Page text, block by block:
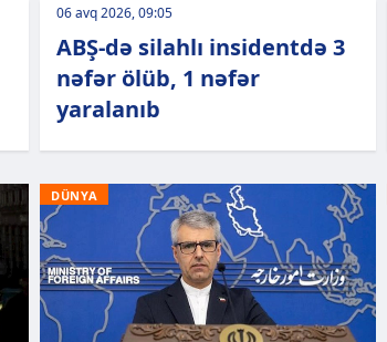
06 avq 2026, 09:05
ABŞ-də silahlı insidentdə 3
nəfər ölüb, 1 nəfər
yaralanıb
DÜNYA